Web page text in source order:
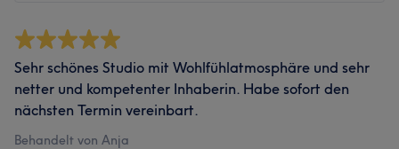
Sehr schönes Studio mit Wohlfühlatmosphäre und sehr
netter und kompetenter Inhaberin. Habe sofort den
nächsten Termin vereinbart.
Behandelt von Anja